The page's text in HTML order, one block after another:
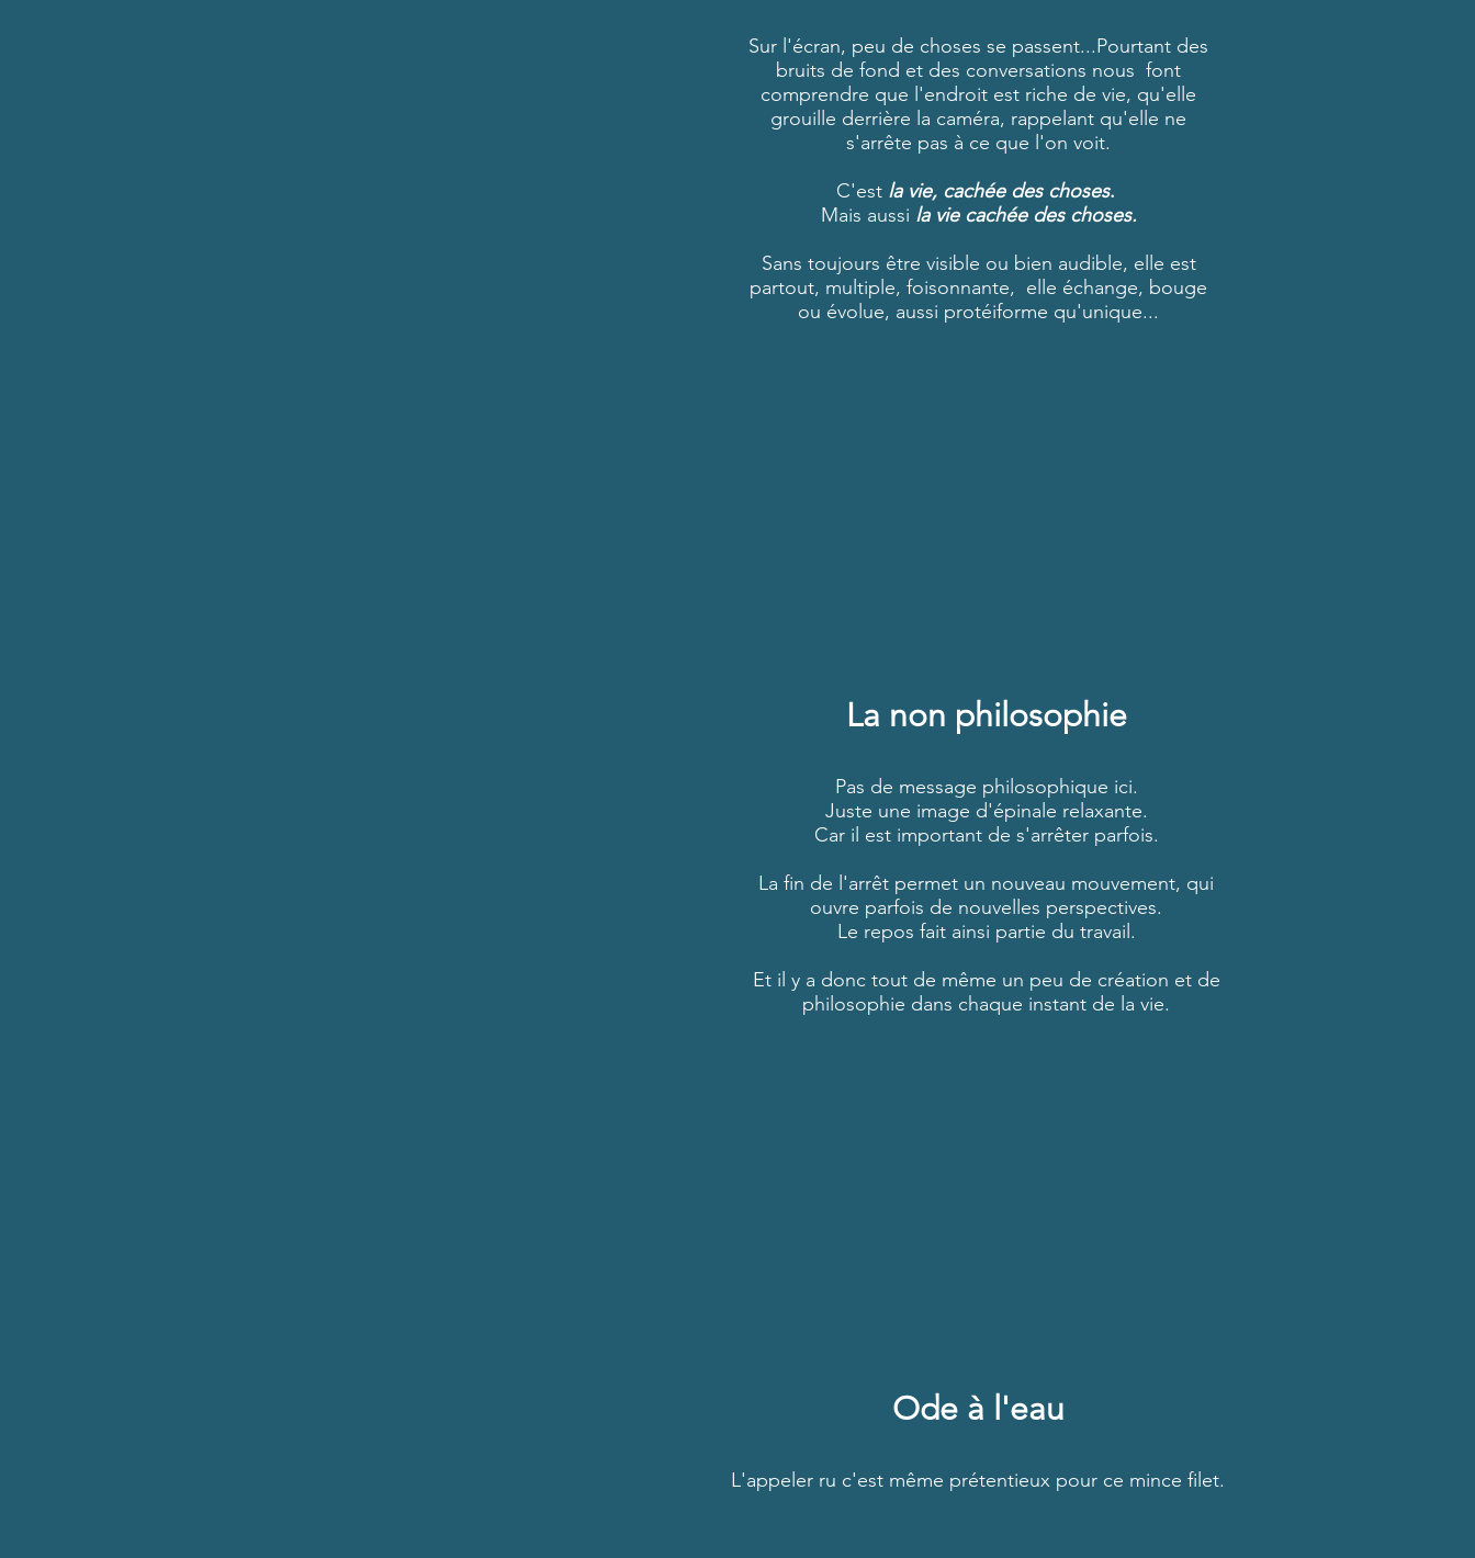
Sur l'écran, peu de choses se passent...Pourtant des
bruits de fond et des conversations nous font
comprendre que l'endroit est riche de vie, qu'elle
grouille derrière la caméra, rappelant qu'elle ne
s'arrête pas à ce que l'on voit.
C'est la vie, cachée des choses.
Mais aussi la vie cachée des choses.
Sans toujours être visible ou bien audible, elle est
partout, multiple, foisonnante, elle échange, bouge
ou évolue, aussi protéiforme qu'unique...
La non philosophie
Pas de message philosophique ici.
Juste une image d'épinale relaxante.
Car il est important de s'arrêter parfois.
La fin de l'arrêt permet un nouveau mouvement, qui
ouvre parfois de nouvelles perspectives.
Le repos fait ainsi partie du travail.
Et il y a donc tout de même un peu de création et de
philosophie dans chaque instant de la vie.
Ode à l'eau
L'appeler ru c'est même prétentieux pour ce mince filet.